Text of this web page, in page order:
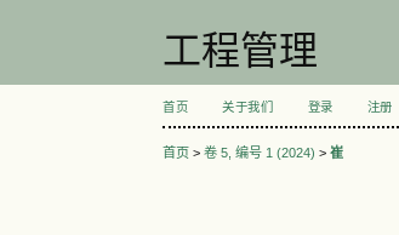
工程管理
首页 关于我们 登录 注册
首页 >卷 5, 编号 1 (2024) >崔